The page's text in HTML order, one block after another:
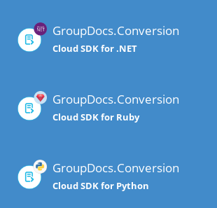
GroupDocs.Conversion
Cloud SDK for .NET
GroupDocs.Conversion
Cloud SDK for Ruby
GroupDocs.Conversion
Cloud SDK for Python